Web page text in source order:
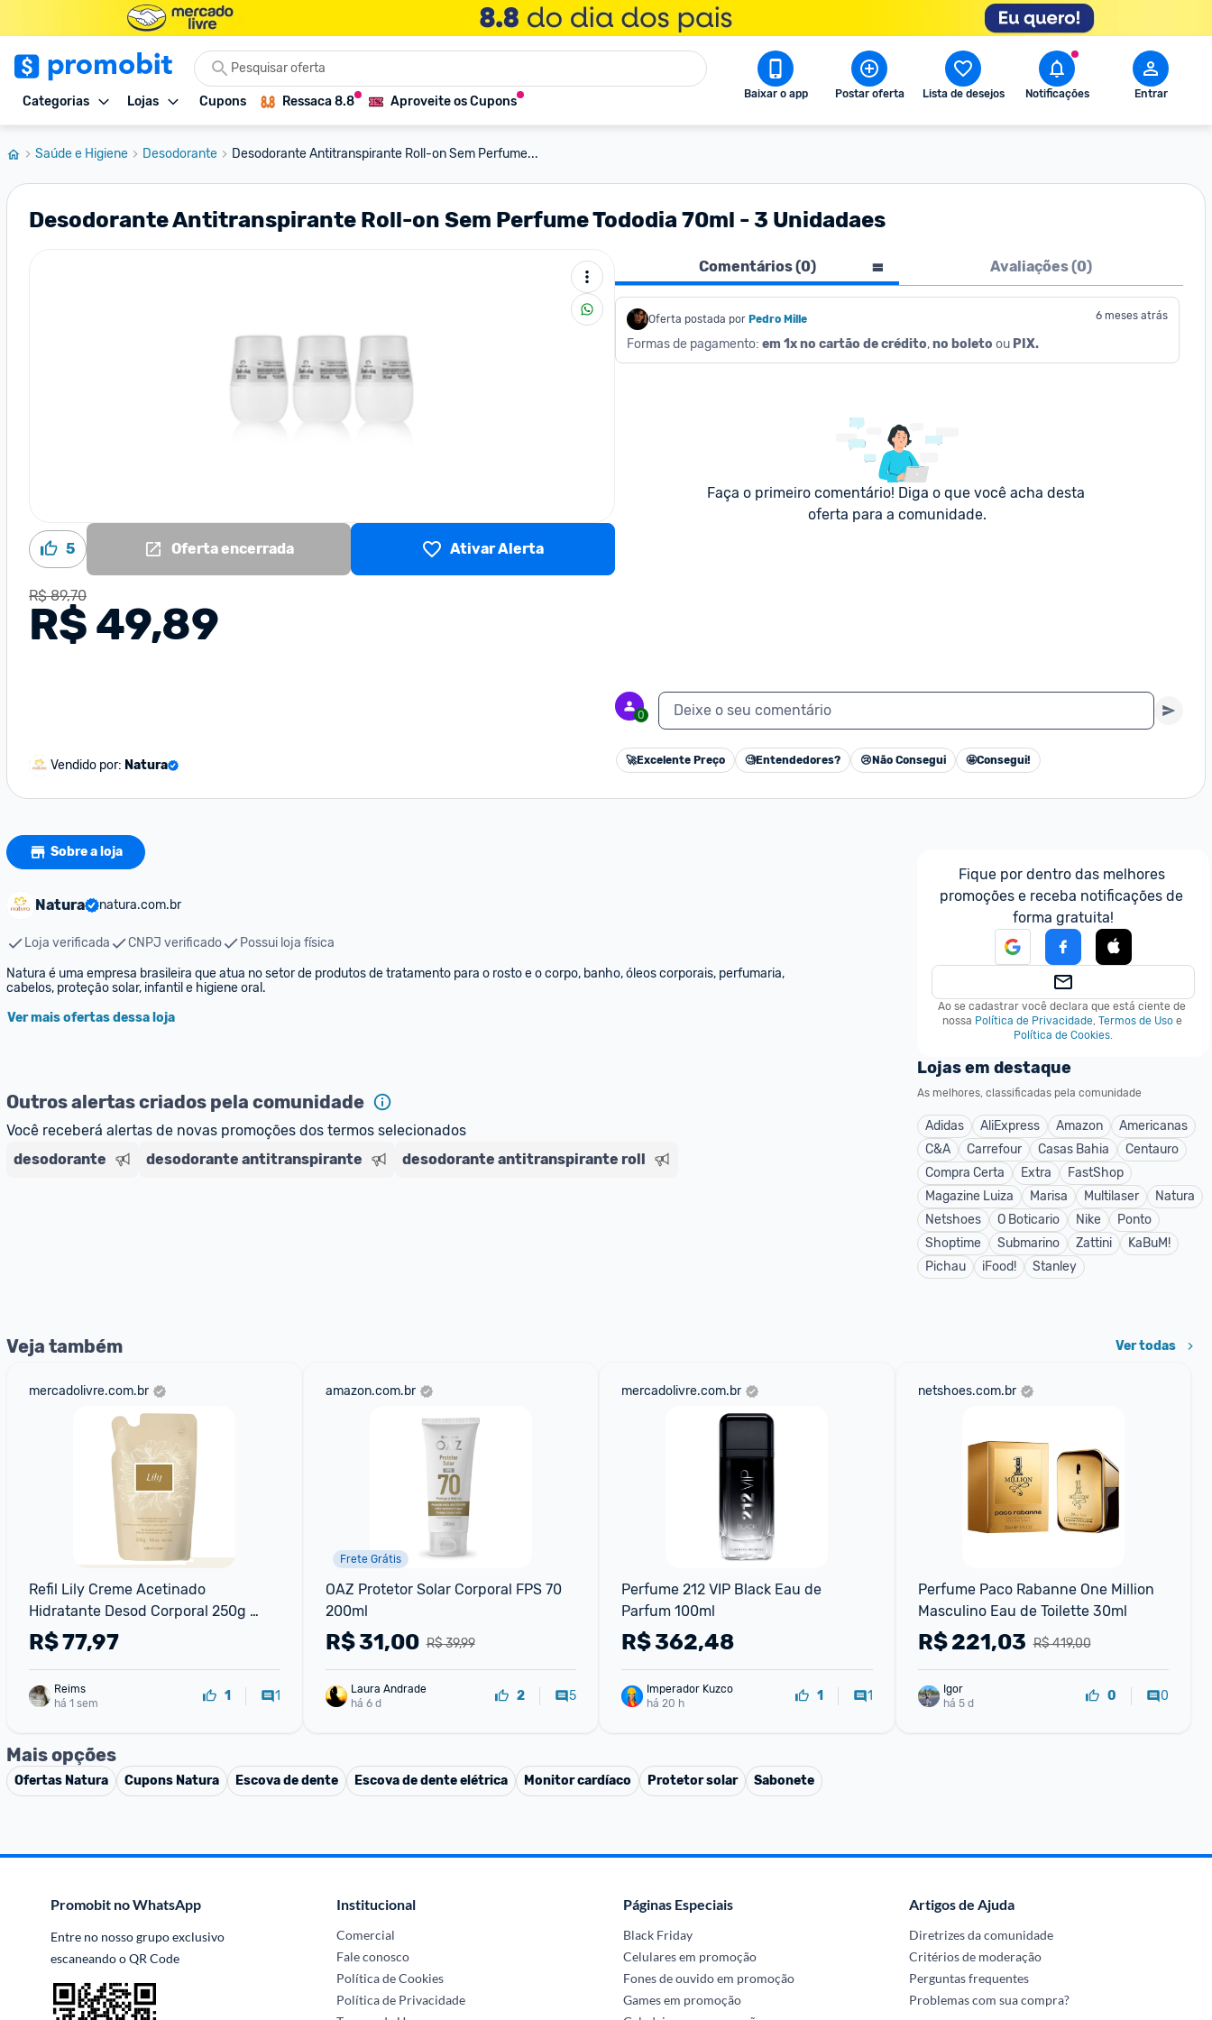
Categorias Lojas Cupons Ressaca 8.8 Aproveite os Cupons Baixar o app Postar oferta Lista de desejos Notificações Entrar
Saúde e Higiene Desodorante Desodorante Antitranspirante Roll-on Sem Perfume...
Desodorante Antitranspirante Roll-on Sem Perfume Tododia 70ml - 3 Unidadaes
5 Oferta encerrada Ativar Alerta
R$ 89,70
R$ 49,89
Vendido por: Natura
Comentários (0) Avaliações (0)
Oferta postada por Pedro Mille 6 meses atrás
Formas de pagamento: em 1x no cartão de crédito, no boleto ou PIX.
Faça o primeiro comentário! Diga o que você acha desta
oferta para a comunidade.
0 Deixe o seu comentário
🚀Excelente Preço 🧐Entendedores? 😢 Não Consegui 🤩Consegui!
Sobre a loja
Natura natura.com.br
Loja verificada CNPJ verificado
Possui loja física
Natura é uma empresa brasileira que atua no setor de produtos de tratamento para o rosto e o corpo, banho, óleos corporais, perfumaria,
cabelos, proteção solar, infantil e higiene oral.
Ver mais ofertas dessa loja
Outros alertas criados pela comunidade
Você receberá alertas de novas promoções dos termos selecionados
desodorante
desodorante antitranspirante desodorante antitranspirante roll
Fique por dentro das melhores
promoções e receba notificações de
forma gratuita!
Ao se cadastrar você declara que está ciente de
nossa Política de Privacidade, Termos de Uso e
Política de Cookies.
Lojas em destaque
As melhores, classificadas pela comunidade
Adidas AliExpress Amazon
Americanas
C&A
Carrefour Casas Bahia
Centauro
Compra Certa
Extra
FastShop
Magazine Luiza
Marisa Multilaser
Natura
Netshoes
O Boticario Nike
Ponto
Shoptime
Submarino Zattini
KaBuM!
Pichau
iFood! Stanley
Veja também Ver todas
mercadolivre.com.br
Refil Lily Creme Acetinado
Hidratante Desod Corporal 250g
Fragrância Lily Tradicional
R$77,97
Reims
há 1 sem
1 1
amazon.com.br
Frete Grátis
OAZ Protetor Solar Corporal FPS 70
200ml
R$ 39,99
R$31,00
Laura Andrade
há 6 d
2 5
mercadolivre.com.br
Perfume 212 VIP Black Eau de
Parfum 100ml
R$362,48
Imperador Kuzco
há 20 h
1 1
netshoes.com.br
Perfume Paco Rabanne One Million
Masculino Eau de Toilette 30ml
R$ 419,00
R$221,03
Igor
há 5 d
0 0
Mais opções
Ofertas Natura Cupons Natura Escova de dente Escova de dente elétrica Monitor cardíaco Protetor solar Sabonete
Promobit no WhatsApp
Entre no nosso grupo exclusivo
escaneando o QR Code
Institucional
Comercial
Fale conosco
Política de Cookies
Política de Privacidade
Páginas Especiais
Black Friday
Celulares em promoção
Fones de ouvido em promoção
Games em promoção
Artigos de Ajuda
Diretrizes da comunidade
Critérios de moderação
Perguntas frequentes
Problemas com sua compra?